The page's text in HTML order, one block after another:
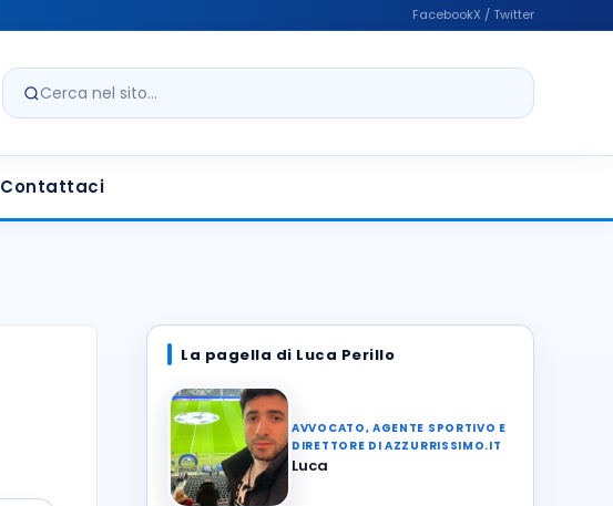
FacebookX / Twitter
Cerca nel sito
Contattaci
La pagella di Luca Perillo
AVVOCATO, AGENTE SPORTIVO E
DIRETTORE DI AZZURRISSIMO.IT
Luca